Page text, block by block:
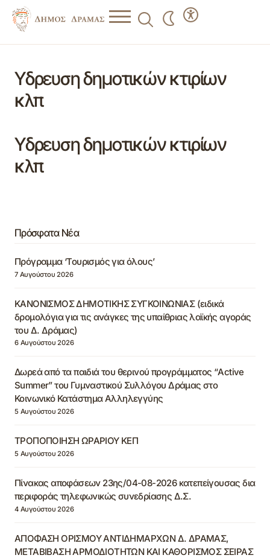
Υδρευση δημοτικών κτιρίων
κλπ
Υδρευση δημοτικών κτιρίων
κλπ
Πρόσφατα Νέα
Πρόγραμμα ‘Τουρισμός για όλους’
7 Αυγούστου 2026
ΚΑΝΟΝΙΣΜΟΣ ΔΗΜΟΤΙΚΗΣ ΣΥΓΚΟΙΝΩΝΙΑΣ (ειδικά
δρομολόγια για τις ανάγκες της υπαίθριας λαϊκής αγοράς
του Δ. Δράμας)
6 Αυγούστου 2026
Δωρεά από τα παιδιά του θερινού προγράμματος “Active
Summer” του Γυμναστικού Συλλόγου Δράμας στο
Κοινωνικό Κατάστημα Αλληλεγγύης
5 Αυγούστου 2026
ΤΡΟΠΟΠΟΙΗΣΗ ΩΡΑΡΙΟΥ ΚΕΠ
5 Αυγούστου 2026
Πίνακας αποφάσεων 23ης/04-08-2026 κατεπείγουσας δια
περιφοράς τηλεφωνικώς συνεδρίασης Δ.Σ.
4 Αυγούστου 2026
ΑΠΟΦΑΣΗ ΟΡΙΣΜΟΥ ΑΝΤΙΔΗΜΑΡΧΩΝ Δ. ΔΡΑΜΑΣ,
ΜΕΤΑΒΙΒΑΣΗ ΑΡΜΟΔΙΟΤΗΤΩΝ ΚΑΙ ΚΑΘΟΡΙΣΜΟΣ ΣΕΙΡΑΣ